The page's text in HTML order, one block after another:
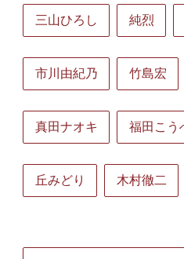
三山ひろし 純烈
市川由紀乃 竹島宏
真田ナオキ 福田こう
丘みどり 木村徹二